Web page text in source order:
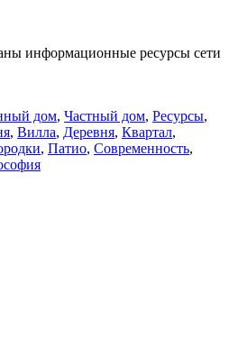
информационные ресурсы сети
дом, Частный дом, Ресурсы,
, Вилла, Деревня, Квартал,
, Патио, Современность,